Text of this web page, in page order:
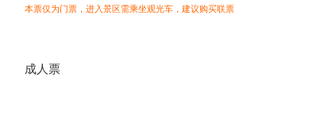
本票仅为门票，进入景区需乘坐观光车，建议购买联票
成人票